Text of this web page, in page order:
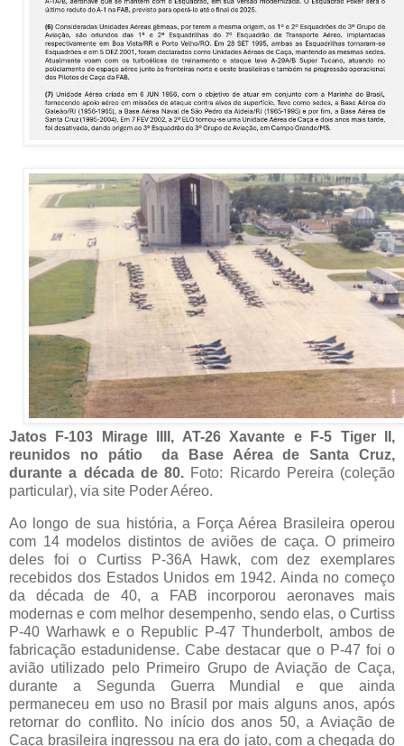
Jatos F-103 Mirage IIII, AT-26 Xavante e F-5 Tiger II,
reunidos no pátio da Base Aérea de Santa Cruz,
durante a década de 80. Foto: Ricardo Pereira (coleção
particular), via site Poder Aéreo.
Ao longo de sua história, a Força Aérea Brasileira operou
com 14 modelos distintos de aviões de caça. O primeiro
deles foi o Curtiss P-36A Hawk, com dez exemplares
recebidos dos Estados Unidos em 1942. Ainda no começo
da década de 40, a FAB incorporou aeronaves mais
modernas e com melhor desempenho, sendo elas, o Curtiss
P-40 Warhawk e o Republic P-47 Thunderbolt, ambos de
fabricação estadunidense. Cabe destacar que o P-47 foi o
avião utilizado pelo Primeiro Grupo de Aviação de Caça,
durante a Segunda Guerra Mundial e que ainda
permaneceu em uso no Brasil por mais alguns anos, após
retornar do conflito. No início dos anos 50, a Aviação de
Caça brasileira ingressou na era do jato, com a chegada do